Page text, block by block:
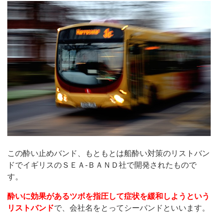
この酔い止めバンド、もともとは船酔い対策のリストバン
ドでイギリスのＳＥＡ-ＢＡＮＤ社で開発されたもので
す。
酔いに効果があるツボを指圧して症状を緩和しようという
リストバンドで、会社名をとってシーバンドといいます。